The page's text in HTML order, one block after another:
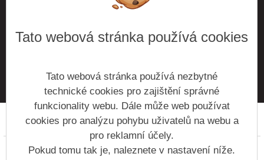
ODESLAT
Prohlášení o přístupnosti Mapa webu Cookies
Copyright © 2016 - 2026 Základní škola Roztoky &
Tato webová stránka používá cookies
Tato webová stránka používá nezbytné
technické cookies pro zajištění správné
funkcionality webu. Dále může web používat
cookies pro analýzu pohybu uživatelů na webu a
pro reklamní účely.
Pokud tomu tak je, naleznete v nastavení níže.